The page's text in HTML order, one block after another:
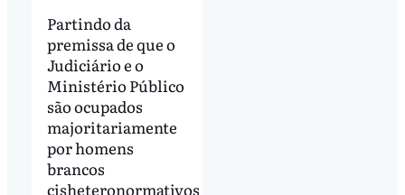
Partindo da
premissa de que o
Judiciário e o
Ministério Público
são ocupados
majoritariamente
por homens
brancos
cisheteronormativos